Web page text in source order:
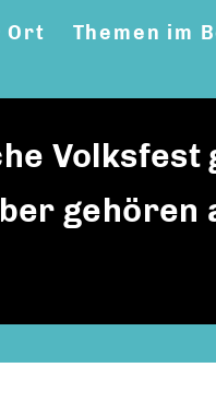
Ort Themen im
gehören